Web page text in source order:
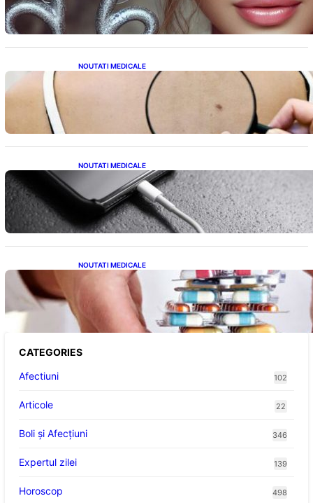
Weekendul 8-9 August
NOUTATI MEDICALE
10 Semne Ascunse ale Cancerului de Piele:
Ce Trebuie să Știm pentru a Ne Proteja
NOUTATI MEDICALE
Încărcarea Telefonului Pe Timp de Noapte:
Mituri, Realități și Impact Asupra Bateriei
NOUTATI MEDICALE
Criza Medicamentelor pentru Tulburări
Digestive: Ce Înseamnă Suspendarea Colebil
și Panzcebil pentru Pacienți
CATEGORIES
Afectiuni
102
Articole 22
Boli și Afecțiuni 346
Expertul zilei 139
Horoscop 498